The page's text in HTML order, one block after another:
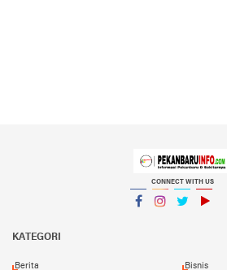
CONNECT WITH US
KATEGORI
Berita Bisnis